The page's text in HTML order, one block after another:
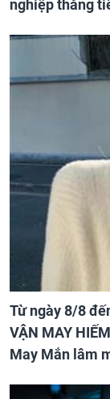
nghiệp thăng
Từ ngày 8/8
VẬN MAY
May Mắn lâm